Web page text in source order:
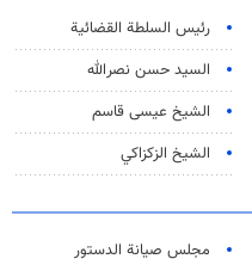
رئیس السلطة القضائیة
السيد حسن نصرالله
الشيخ عيسى قاسم
الشيخ الزكزاكي
مجلس صيانة الدستور